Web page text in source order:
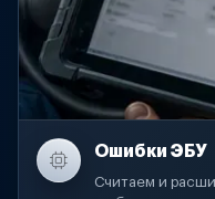
Ошибки ЭБУ
Считаем и